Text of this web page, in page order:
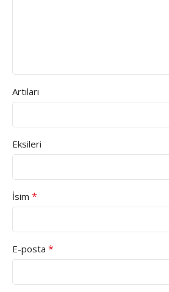
Artıları
Eksileri
İsim *
E-posta *